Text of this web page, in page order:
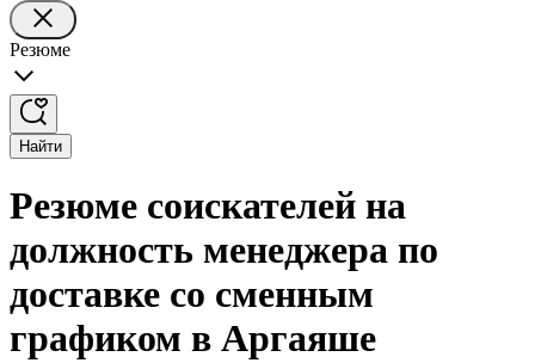
Резюме
Найти
Резюме соискателей на
должность менеджера по
доставке со сменным
графиком в Аргаяше